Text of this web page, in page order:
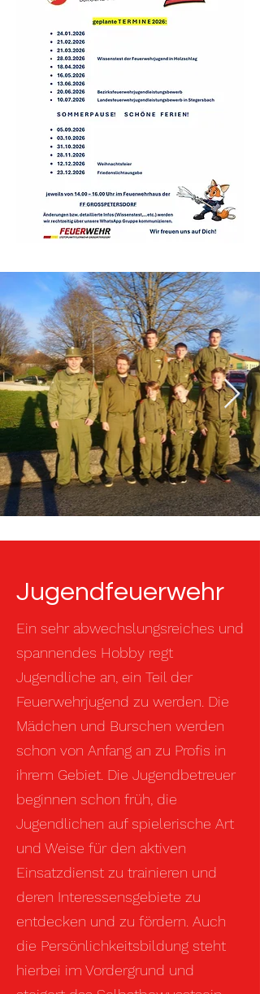
Jugendfeuerwehr
Ein sehr abwechslungsreiches und
spannendes Hobby regt
Jugendliche an, ein Teil der
Feuerwehrjugend zu werden. Die
Mädchen und Burschen werden
schon von Anfang an zu Profis in
ihrem Gebiet. Die Jugendbetreuer
beginnen schon früh, die
Jugendlichen auf spielerische Art
und Weise für den aktiven
Einsatzdienst zu trainieren und
deren Interessensgebiete zu
entdecken und zu fördern. Auch
die Persönlichkeitsbildung steht
hierbei im Vordergrund und